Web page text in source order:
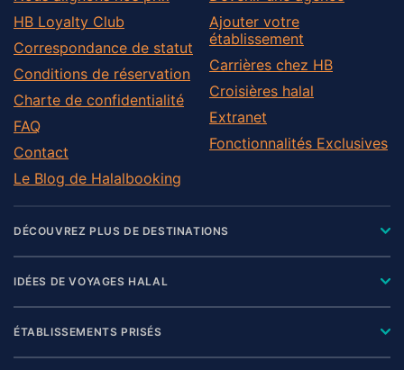
HB Loyalty Club
Correspondance de statut
Conditions de réservation
Charte de confidentialité
FAQ
Contact
Le Blog de Halalbooking
Ajouter votre
établissement
Carrières chez HB
Croisières halal
Extranet
Fonctionnalités Exclusives
DÉCOUVREZ PLUS DE DESTINATIONS
IDÉES DE VOYAGES HALAL
ÉTABLISSEMENTS PRISÉS